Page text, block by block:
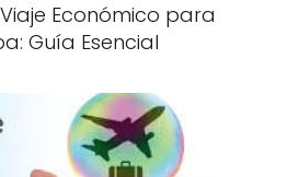
Económico para
Guía Esencial